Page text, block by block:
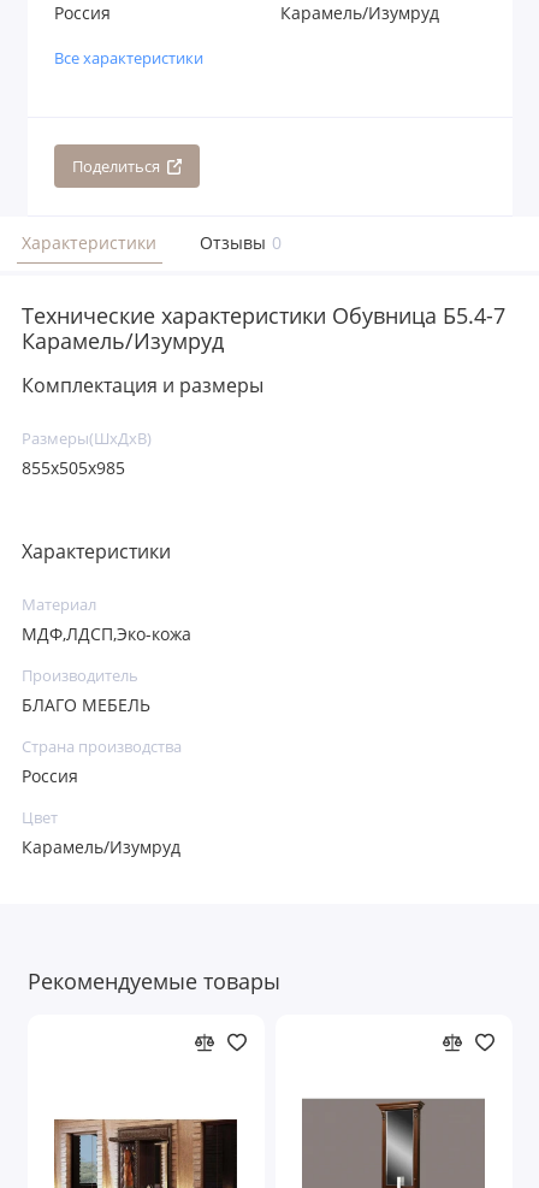
Россия Карамель/Изумруд
Все характеристики
Поделиться
Характеристики Отзывы 0
Технические характеристики Обувница Б5.4-7
Карамель/Изумруд
Комплектация и размеры
Размеры(ШхДхВ)
855х505х985
Характеристики
Материал
МДФ,ЛДСП,Эко-кожа
Производитель
БЛАГО МЕБЕЛЬ
Страна производства
Россия
Цвет
Карамель/Изумруд
Рекомендуемые товары